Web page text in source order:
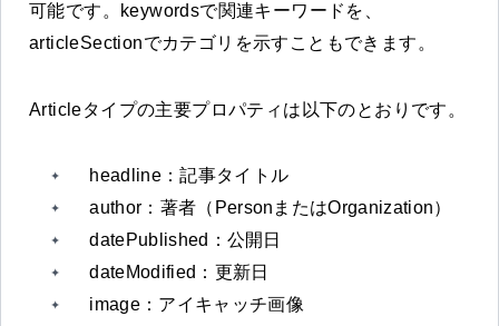
可能です。keywordsで関連キーワードを、
articleSectionでカテゴリを示すこともできます。
Articleタイプの主要プロパティは以下のとおりです。
headline：記事タイトル
author：著者（PersonまたはOrganization）
datePublished：公開日
dateModified：更新日
image：アイキャッチ画像